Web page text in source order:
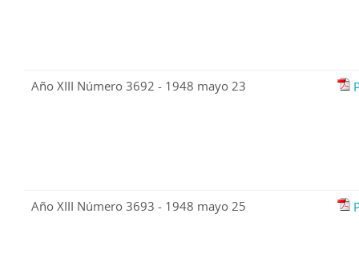
Año XIII Número 3692 - 1948 mayo 23
Año XIII Número 3693 - 1948 mayo 25